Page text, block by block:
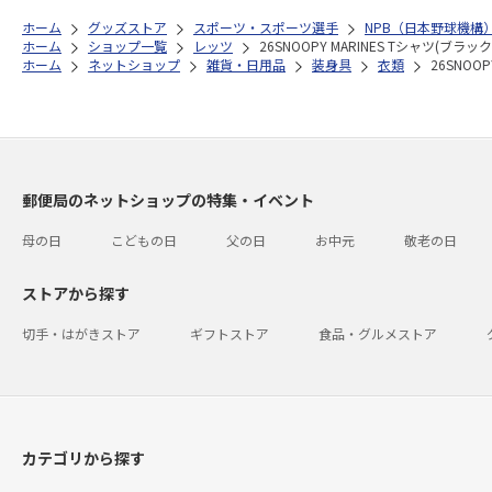
ホーム グッズストア スポーツ・スポーツ選手
NPB（日本野球機構
ホーム
ショップ一覧 レッツ
26SNOOPY MARINES Tシャツ(ブラッ
ホーム
ネットショップ 雑貨・日用品 装身具 衣類
郵便局のネットショップの特集・イベント
母の日 こどもの日 父の日 お中元 敬老の日
ストアから探す
切手・はがきストア ギフトストア 食品・グルメストア
カテゴリから探す